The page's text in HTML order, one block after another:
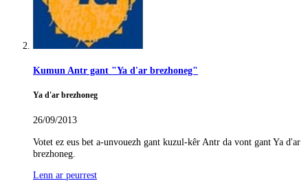
Kumun Antr gant "Ya d'ar brezhoneg"
Ya d'ar brezhoneg
26/09/2013
Votet ez eus bet a-unvouezh gant kuzul-kêr Antr da vont gant Ya d'ar
brezhoneg.
Lenn ar peurrest